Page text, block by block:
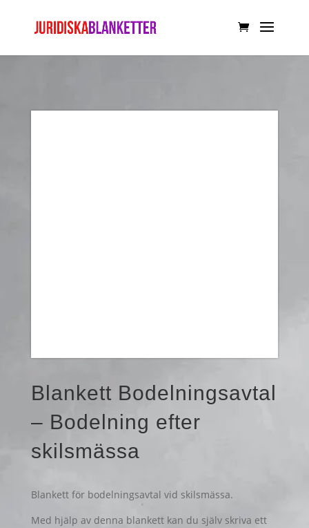
Blankett Bodelningsavtal
– Bodelning efter
skilsmässa
Blankett för bodelningsavtal vid skilsmässa.
Med hjälp av denna blankett kan du själv skriva ett